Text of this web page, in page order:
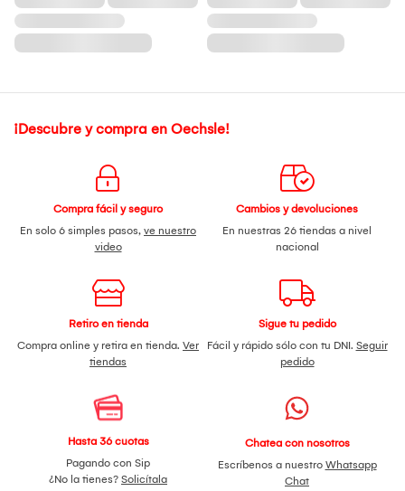
¡Descubre y compra en Oechsle!
Compra fácil y seguro
En solo 6 simples pasos, ve nuestro
video
Cambios y devoluciones
En nuestras 26 tiendas a nivel
nacional
Retiro en tienda
Compra online y retira en tienda. Ver
tiendas
Sigue tu pedido
Fácil y rápido sólo con tu DNI. Seguir
pedido
Hasta 36 cuotas
Pagando con Sip
¿No la tienes? Solicítala
Chatea con nosotros
Escríbenos a nuestro Whatsapp
Chat